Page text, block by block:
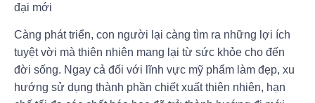
đại mới
Càng phát triển, con người lại càng tìm ra những lợi ích
tuyệt vời mà thiên nhiên mang lại từ sức khỏe cho đến
đời sống. Ngay cả đối với lĩnh vực mỹ phẩm làm đẹp, xu
hướng sử dụng thành phần chiết xuất thiên nhiên, hạn